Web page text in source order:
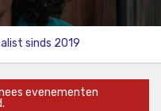
sinds 2019
evenementen